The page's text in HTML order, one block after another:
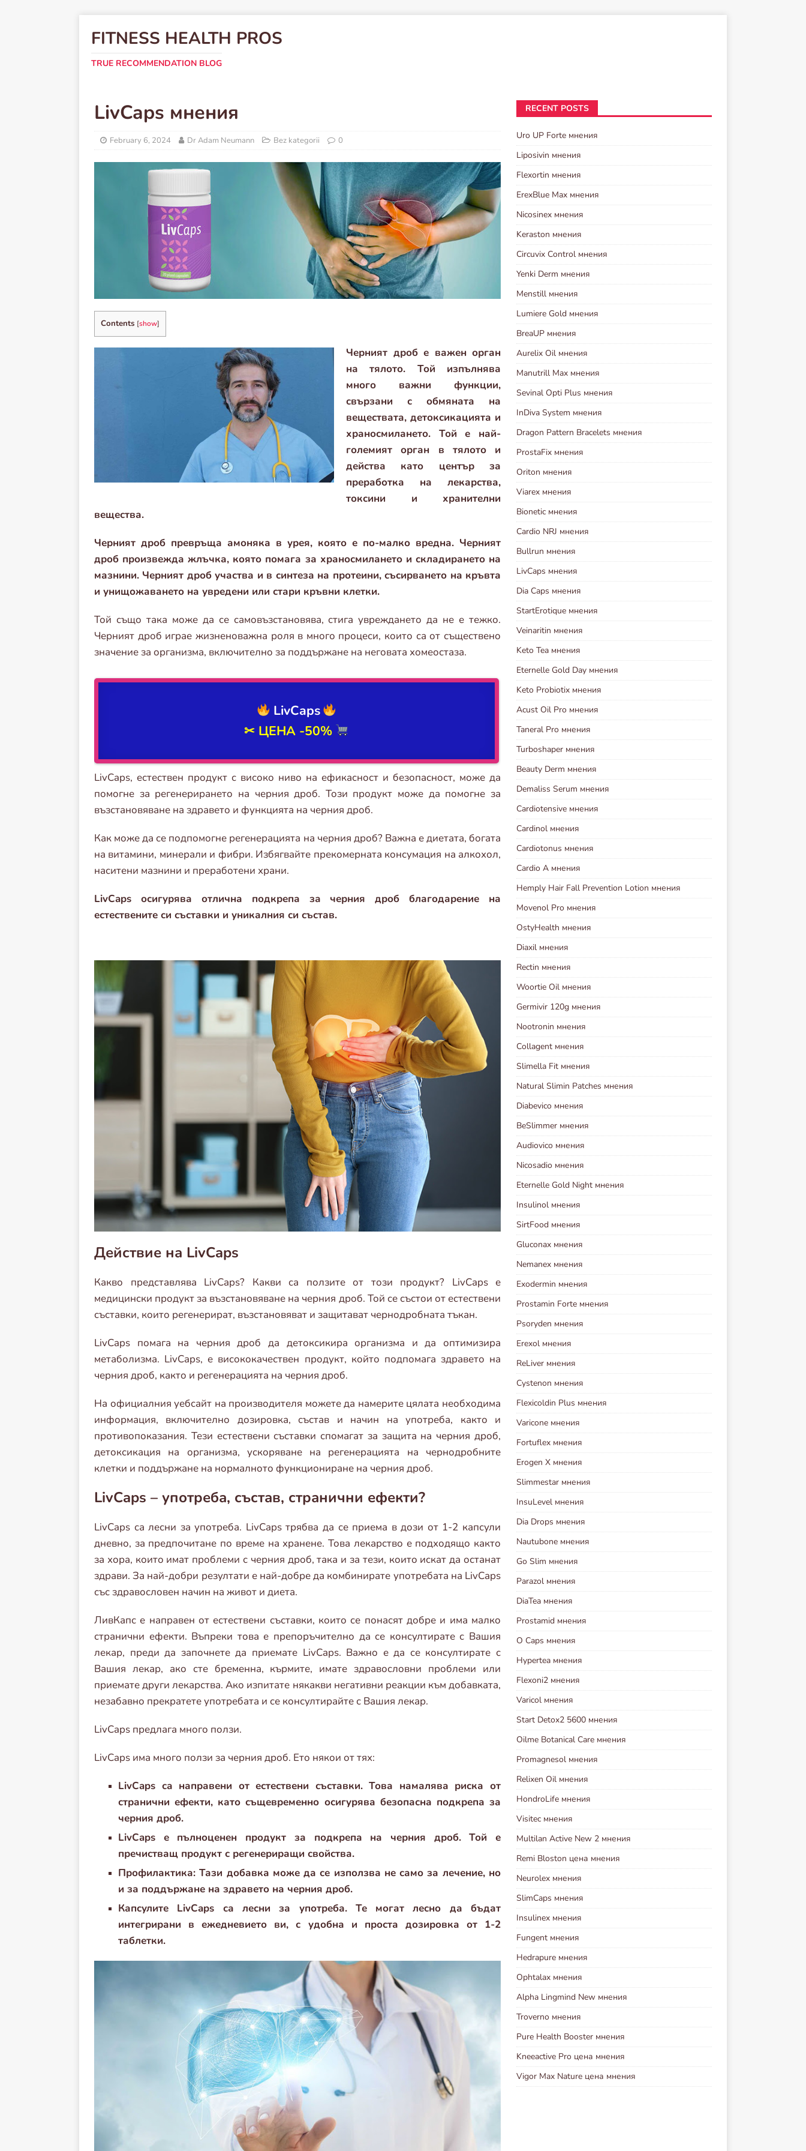
FITNESS HEALTH PROS
TRUE RECOMMENDATION BLOG
LivCaps мнения
February 6, 2024 Dr Adam Neumann Bez kategorii 0
Contents [show]
Черният дроб е важен орган
на тялото. Той изпълнява
много важни функции,
свързани с обмяната на
веществата, детоксикацията и
храносмилането. Той е най-
големият орган в тялото и
действа като център за
преработка на лекарства,
токсини и хранителни
вещества.
Черният дроб превръща амоняка в урея, която е по-малко вредна. Черният
дроб произвежда жлъчка, която помага за храносмилането и складирането на
мазнини. Черният дроб участва и в синтеза на протеини, съсирването на кръвта
и унищожаването на увредени или стари кръвни клетки.
Той също така може да се самовъзстановява, стига увреждането да не е тежко.
Черният дроб играе жизненоважна роля в много процеси, които са от съществено
значение за организма, включително за поддържане на неговата хомеостаза.
LivCaps
✂ ЦЕНА-50%
LivCaps, естествен продукт с високо ниво на ефикасност и безопасност, може да
помогне за регенерирането на черния дроб. Този продукт може да помогне за
възстановяване на здравето и функцията на черния дроб.
Как може да се подпомогне регенерацията на черния дроб? Важна е диетата, богата
на витамини, минерали и фибри. Избягвайте прекомерната консумация на алкохол,
наситени мазнини и преработени храни.
LivCaps осигурява отлична подкрепа за черния дроб благодарение на
естествените си съставки и уникалния си състав.
Действие на LivCaps
Какво представлява LivCaps? Какви са ползите от този продукт? LivCaps е
медицински продукт за възстановяване на черния дроб. Той се състои от естествени
съставки, които регенерират, възстановяват и защитават чернодробната тъкан.
LivCaps помага на черния дроб да детоксикира организма и да оптимизира
метаболизма. LivCaps, е висококачествен продукт, който подпомага здравето на
черния дроб, както и регенерацията на черния дроб.
На официалния уебсайт на производителя можете да намерите цялата необходима
информация, включително дозировка, състав и начин на употреба, както и
противопоказания. Тези естествени съставки спомагат за защита на черния дроб,
детоксикация на организма, ускоряване на регенерацията на чернодробните
клетки и поддържане на нормалното функциониране на черния дроб.
LivCaps – употреба, състав, странични ефекти?
LivCaps са лесни за употреба. LivCaps трябва да се приема в дози от 1-2 капсули
дневно, за предпочитане по време на хранене. Това лекарство е подходящо както
за хора, които имат проблеми с черния дроб, така и за тези, които искат да останат
здрави. За най-добри резултати е най-добре да комбинирате употребата на LivCaps
със здравословен начин на живот и диета.
ЛивКапс е направен от естествени съставки, които се понасят добре и има малко
странични ефекти. Въпреки това е препоръчително да се консултирате с Вашия
лекар, преди да започнете да приемате LivCaps. Важно е да се консултирате с
Вашия лекар, ако сте бременна, кърмите, имате здравословни проблеми или
приемате други лекарства. Ако изпитате някакви негативни реакции към добавката,
незабавно прекратете употребата и се консултирайте с Вашия лекар.
LivCaps предлага много ползи.
LivCaps има много ползи за черния дроб. Ето някои от тях:
LivCaps са направени от естествени съставки. Това намалява риска от
странични ефекти, като същевременно осигурява безопасна подкрепа за
черния дроб.
LivCaps е пълноценен продукт за подкрепа на черния дроб. Той е
пречистващ продукт с регенериращи свойства.
Профилактика: Тази добавка може да се използва не само за лечение, но
и за поддържане на здравето на черния дроб.
Капсулите LivCaps са лесни за употреба. Те могат лесно да бъдат
интегрирани в ежедневието ви, с удобна и проста дозировка от 1-2
таблетки.
RECENT POSTS
Uro UP Forte мнения
Liposivin мнения
Flexortin мнения
ErexBlue Max мнения
Nicosinex мнения
Keraston мнения
Circuvix Control мнения
Yenki Derm мнения
Menstill мнения
Lumiere Gold мнения
BreaUP мнения
Aurelix Oil мнения
Manutrill Max мнения
Sevinal Opti Plus мнения
InDiva System мнения
Dragon Pattern Bracelets мнения
ProstaFix мнения
Oriton мнения
Viarex мнения
Bionetic мнения
Cardio NRJ мнения
Bullrun мнения
LivCaps мнения
Dia Caps мнения
StartErotique мнения
Veinaritin мнения
Keto Tea мнения
Eternelle Gold Day мнения
Keto Probiotix мнения
Acust Oil Pro мнения
Taneral Pro мнения
Turboshaper мнения
Beauty Derm мнения
Demaliss Serum мнения
Cardiotensive мнения
Cardinol мнения
Cardiotonus мнения
Cardio A мнения
Hemply Hair Fall Prevention Lotion мнения
Movenol Pro мнения
OstyHealth мнения
Diaxil мнения
Rectin мнения
Woortie Oil мнения
Germivir 120g мнения
Nootronin мнения
Collagent мнения
Slimella Fit мнения
Natural Slimin Patches мнения
Diabevico мнения
BeSlimmer мнения
Audiovico мнения
Nicosadio мнения
Eternelle Gold Night мнения
Insulinol мнения
SirtFood мнения
Gluconax мнения
Nemanex мнения
Exodermin мнения
Prostamin Forte мнения
Psoryden мнения
Erexol мнения
ReLiver мнения
Cystenon мнения
Flexicoldin Plus мнения
Varicone мнения
Fortuflex мнения
Erogen X мнения
Slimmestar мнения
InsuLevel мнения
Dia Drops мнения
Nautubone мнения
Go Slim мнения
Parazol мнения
DiaTea мнения
Prostamid мнения
O Caps мнения
Hypertea мнения
Flexoni2 мнения
Varicol мнения
Start Detox2 5600 мнения
Oilme Botanical Care мнения
Promagnesol мнения
Relixen Oil мнения
HondroLife мнения
Visitec мнения
Multilan Active New 2 мнения
Remi Bloston цена мнения
Neurolex мнения
SlimCaps мнения
Insulinex мнения
Fungent мнения
Hedrapure мнения
Ophtalax мнения
Alpha Lingmind New мнения
Troverno мнения
Pure Health Booster мнения
Kneeactive Pro цена мнения
Vigor Max Nature цена мнения